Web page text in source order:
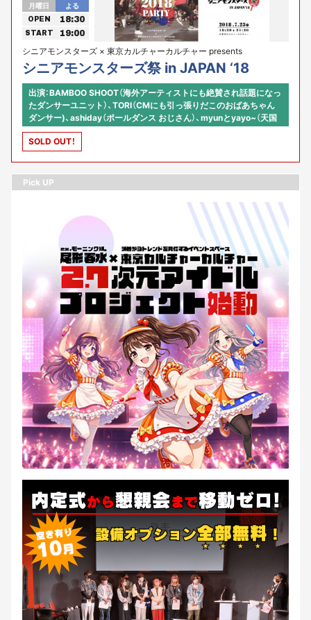
月曜日 よる
OPEN 18:30
START 19:00
シニアモンスターズ × 東京カルチャーカルチャー presents
シニアモンスターズ祭 in JAPAN ‘18
出演：BAMBOO SHOOT（海外アーティストにも絶賛され話題になっ
たダンサーユニット）、TORI（CMにも引っ張りだこのおばあちゃん
ダンサー)、ashiday（ポールダンス おじさん）、myunとyayo~（天国
へ一番近いアイドル)、GAO（平成のソウルトレインダンサー）、他 シ
ニアモンスターズより10名 【司会】河原あず（東京カルチャーカルチ
SOLD OUT！
Pick UP